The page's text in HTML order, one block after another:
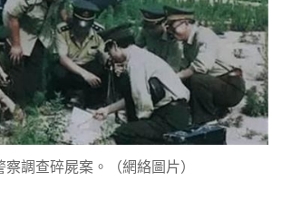
察調查碎屍案。（網絡圖片）